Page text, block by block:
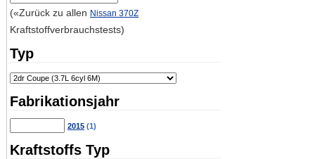
(«Zurück zu allen Nissan 370Z
Kraftstoffverbrauchstests)
Typ
Fabrikationsjahr
2015(1)
Kraftstoffs Typ